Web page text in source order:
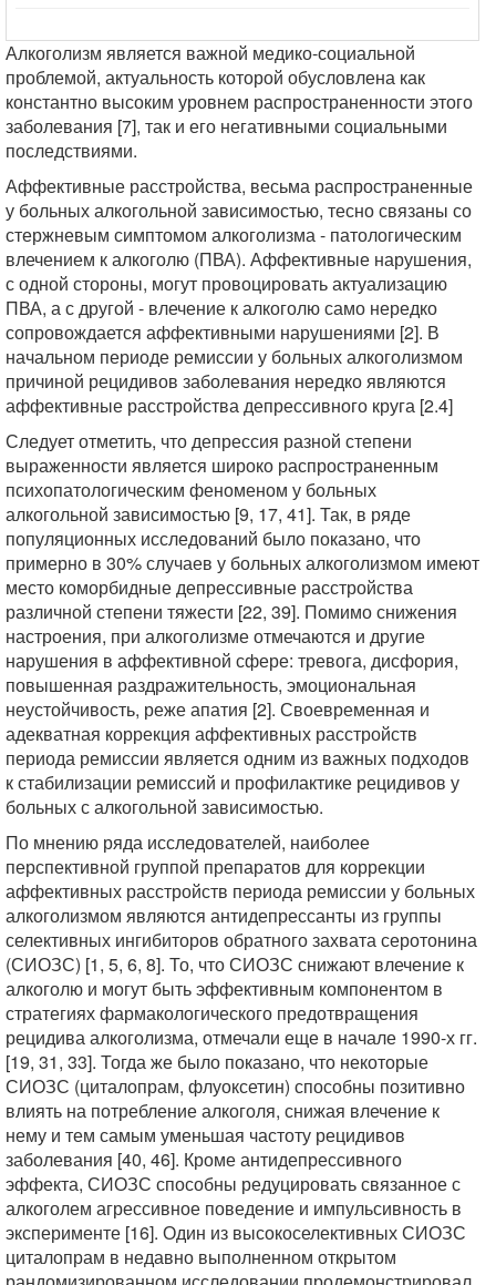
Алкоголизм является важной медико-социальной
проблемой, актуальность которой обусловлена как
константно высоким уровнем распространенности этого
заболевания [7], так и его негативными социальными
последствиями.
Аффективные расстройства, весьма распространенные
у больных алкогольной зависимостью, тесно связаны со
стержневым симптомом алкоголизма - патологическим
влечением к алкоголю (ПВА). Аффективные нарушения,
с одной стороны, могут провоцировать актуализацию
ПВА, а с другой - влечение к алкоголю само нередко
сопровождается аффективными нарушениями [2]. В
начальном периоде ремиссии у больных алкоголизмом
причиной рецидивов заболевания нередко являются
аффективные расстройства депрессивного круга [2.4]
Следует отметить, что депрессия разной степени
выраженности является широко распространенным
психопатологическим феноменом у больных
алкогольной зависимостью [9, 17, 41]. Так, в ряде
популяционных исследований было показано, что
примерно в 30% случаев у больных алкоголизмом имеют
место коморбидные депрессивные расстройства
различной степени тяжести [22, 39]. Помимо снижения
настроения, при алкоголизме отмечаются и другие
нарушения в аффективной сфере: тревога, дисфория,
повышенная раздражительность, эмоциональная
неустойчивость, реже апатия [2]. Своевременная и
адекватная коррекция аффективных расстройств
периода ремиссии является одним из важных подходов
к стабилизации ремиссий и профилактике рецидивов у
больных с алкогольной зависимостью.
По мнению ряда исследователей, наиболее
перспективной группой препаратов для коррекции
аффективных расстройств периода ремиссии у больных
алкоголизмом являются антидепрессанты из группы
селективных ингибиторов обратного захвата серотонина
(СИОЗС) [1, 5, 6, 8]. То, что СИОЗС снижают влечение к
алкоголю и могут быть эффективным компонентом в
стратегиях фармакологического предотвращения
рецидива алкоголизма, отмечали еще в начале 1990-х гг.
[19, 31, 33]. Тогда же было показано, что некоторые
СИОЗС (циталопрам, флуоксетин) способны позитивно
влиять на потребление алкоголя, снижая влечение к
нему и тем самым уменьшая частоту рецидивов
заболевания [40, 46]. Кроме антидепрессивного
эффекта, СИОЗС способны редуцировать связанное с
алкоголем агрессивное поведение и импульсивность в
эксперименте [16]. Один из высокоселективных СИОЗС
циталопрам в недавно выполненном открытом